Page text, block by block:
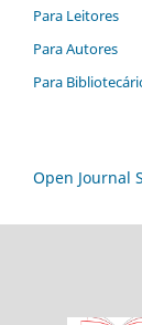
Para Leitores
Para Autores
Para
Open Journal